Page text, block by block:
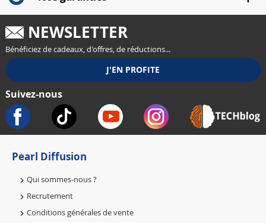
NEWSLETTER
Bénéficiez de cadeaux, d'offres, de réductions...
Suivez-nous
Pearl Diffusion
Qui sommes-nous ?
Recrutement
Conditions générales de vente